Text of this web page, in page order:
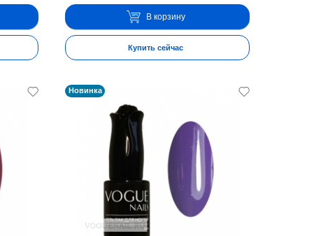
В корзину
Купить сейчас
Новинка